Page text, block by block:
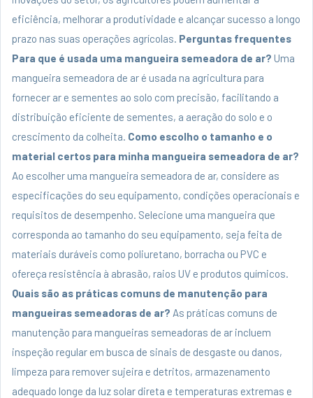
eficiência, melhorar a produtividade e alcançar sucesso a longo
prazo nas suas operações agrícolas. Perguntas frequentes
Para que é usada uma mangueira semeadora de ar? Uma
mangueira semeadora de ar é usada na agricultura para
fornecer ar e sementes ao solo com precisão, facilitando a
distribuição eficiente de sementes, a aeração do solo e o
crescimento da colheita. Como escolho o tamanho e o
material certos para minha mangueira semeadora de ar?
Ao escolher uma mangueira semeadora de ar, considere as
especificações do seu equipamento, condições operacionais e
requisitos de desempenho. Selecione uma mangueira que
corresponda ao tamanho do seu equipamento, seja feita de
materiais duráveis ​​como poliuretano, borracha ou PVC e
ofereça resistência à abrasão, raios UV e produtos químicos.
Quais são as práticas comuns de manutenção para
mangueiras semeadoras de ar? As práticas comuns de
manutenção para mangueiras semeadoras de ar incluem
inspeção regular em busca de sinais de desgaste ou danos,
limpeza para remover sujeira e detritos, armazenamento
adequado longe da luz solar direta e temperaturas extremas e